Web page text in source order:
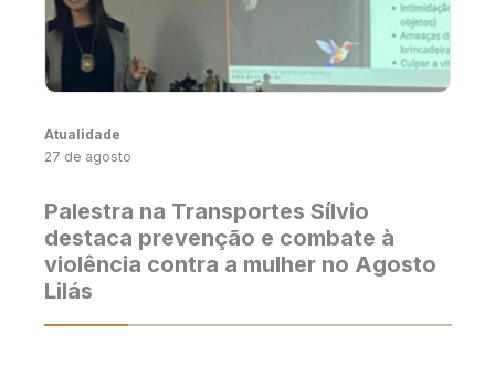
Atualidade
27 de agosto
Palestra na Transportes Sílvio
destaca prevenção e combate à
violência contra a mulher no Agosto
Lilás